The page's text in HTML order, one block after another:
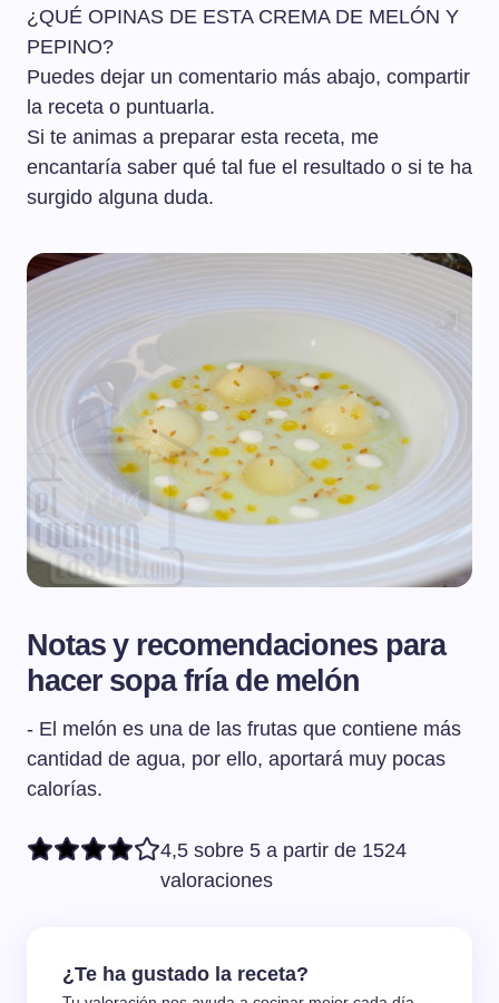
¿QUÉ OPINAS DE ESTA CREMA DE MELÓN Y
PEPINO?
Puedes dejar un comentario más abajo, compartir
la receta o puntuarla.
Si te animas a preparar esta receta, me
encantaría saber qué tal fue el resultado o si te ha
surgido alguna duda.
Notas y recomendaciones para
hacer sopa fría de melón
- El melón es una de las frutas que contiene más
cantidad de agua, por ello, aportará muy pocas
calorías.
4,5 sobre 5 a partir de 1524
valoraciones
¿Te ha gustado la receta?